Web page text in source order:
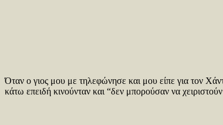
Όταν ο γιος μου με τηλεφώνησε και μου είπε για τον
κάτω επειδή κινούνταν και “δεν μπορούσαν να